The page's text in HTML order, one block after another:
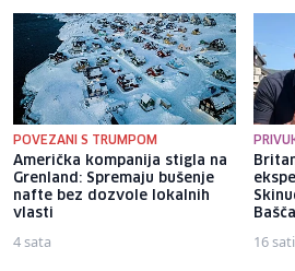
POVEZANI S TRUMPOM
Američka kompanija stigla na
Grenland: Spremaju bušenje
nafte bez dozvole lokalnih
vlasti
4 sata 16 sati